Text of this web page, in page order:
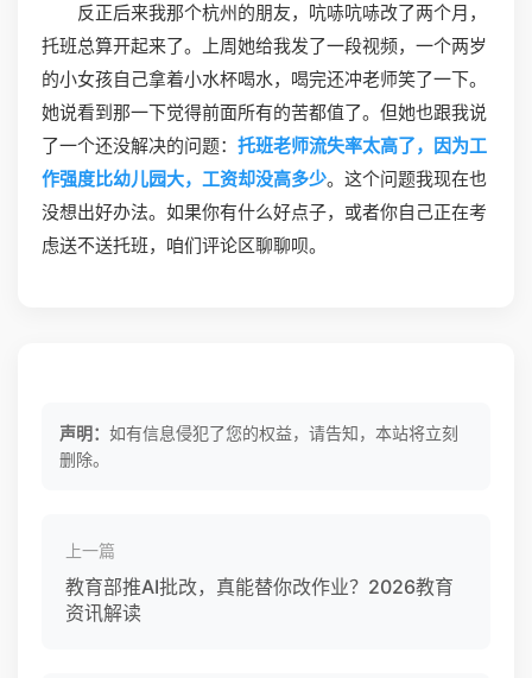
反正后来我那个杭州的朋友，吭哧吭哧改了两个月，
托班总算开起来了。上周她给我发了一段视频，一个两岁
的小女孩自己拿着小水杯喝水，喝完还冲老师笑了一下。
她说看到那一下觉得前面所有的苦都值了。但她也跟我说
了一个还没解决的问题： 托班老师流失率太高了，因为工
作强度比幼儿园大，工资却没高多少。这个问题我现在也
没想出好办法。如果你有什么好点子，或者你自己正在考
虑送不送托班，咱们评论区聊聊呗。
声明： 如有信息侵犯了您的权益，请告知，本站将立刻
删除。
上一篇
教育部推AI批改，真能替你改作业？2026教育
资讯解读